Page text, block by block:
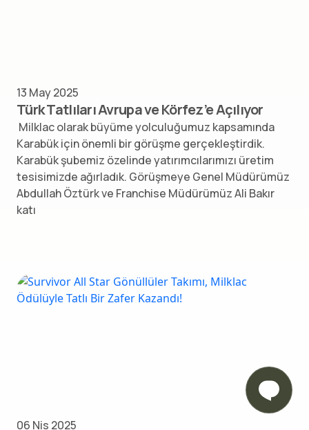
13 May 2025
Türk Tatlıları Avrupa ve Körfez’e Açılıyor
Milklac olarak büyüme yolculuğumuz kapsamında
Karabük için önemli bir görüşme gerçekleştirdik.
Karabük şubemiz özelinde yatırımcılarımızı üretim
tesisimizde ağırladık. Görüşmeye Genel Müdürümüz
Abdullah Öztürk ve Franchise Müdürümüz Ali Bakır
katı
06 Nis 2025